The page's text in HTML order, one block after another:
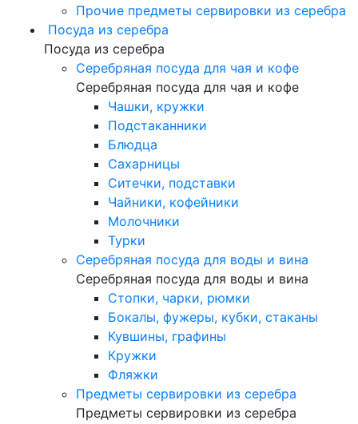
Прочие предметы сервировки из серебра
Посуда из серебра
Посуда из серебра
Серебряная посуда для чая и кофе
Серебряная посуда для чая и кофе
Чашки, кружки
Подстаканники
Блюдца
Сахарницы
Ситечки, подставки
Чайники, кофейники
Молочники
Турки
Серебряная посуда для воды и вина
Серебряная посуда для воды и вина
Стопки, чарки, рюмки
Бокалы, фужеры, кубки, стаканы
Кувшины, графины
Кружки
Фляжки
Предметы сервировки из серебра
Предметы сервировки из серебра